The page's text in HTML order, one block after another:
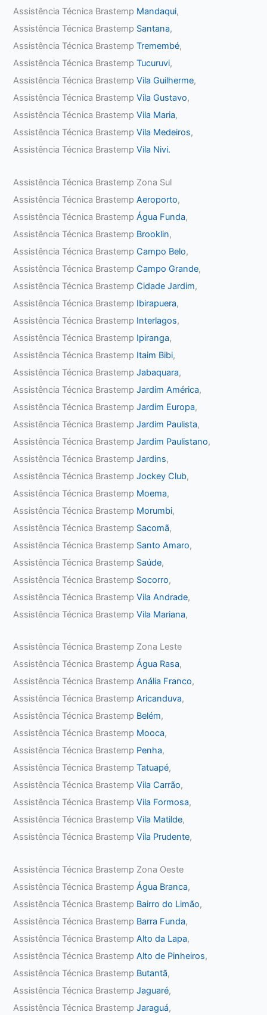
Assistência Técnica Brastemp Mandaqui,
Assistência Técnica Brastemp Santana,
Assistência Técnica BrastempTremembé,
Assistência Técnica BrastempTucuruvi,
Assistência Técnica BrastempVila Guilherme,
Assistência Técnica BrastempVila Gustavo,
Assistência Técnica BrastempVila Maria,
Assistência Técnica BrastempVila Medeiros,
Assistência Técnica BrastempVila Nivi.
Assistência Técnica Brastemp Zona Sul
Assistência Técnica BrastempAeroporto,
Assistência Técnica BrastempÁgua Funda,
Assistência Técnica Brastemp Brooklin,
Assistência Técnica BrastempCampo Belo,
Assistência Técnica BrastempCampo Grande,
Assistência Técnica BrastempCidade Jardim,
Assistência Técnica Brastemp Ibirapuera,
Assistência Técnica Brastemp Interlagos,
Assistência Técnica Brastemp Ipiranga,
Assistência Técnica Brastemp Itaim Bibi,
Assistência Técnica BrastempJabaquara,
Assistência Técnica BrastempJardim América,
Assistência Técnica BrastempJardim Europa,
Assistência Técnica BrastempJardim Paulista,
Assistência Técnica BrastempJardim Paulistano,
Assistência Técnica BrastempJardins,
Assistência Técnica BrastempJockey Club,
Assistência Técnica Brastemp Moema,
Assistência Técnica Brastemp Morumbi,
Assistência Técnica Brastemp Sacomã,
Assistência Técnica Brastemp Santo Amaro,
Assistência Técnica Brastemp Saúde,
Assistência Técnica Brastemp Socorro,
Assistência Técnica BrastempVila Andrade,
Assistência Técnica BrastempVila Mariana,
Assistência Técnica Brastemp Zona Leste
Assistência Técnica BrastempÁgua Rasa,
Assistência Técnica BrastempAnália Franco,
Assistência Técnica BrastempAricanduva,
Assistência Técnica Brastemp Belém,
Assistência Técnica Brastemp Mooca,
Assistência Técnica Brastemp Penha,
Assistência Técnica BrastempTatuapé,
Assistência Técnica BrastempVila Carrão,
Assistência Técnica BrastempVila Formosa,
Assistência Técnica BrastempVila Matilde,
Assistência Técnica BrastempVila Prudente,
Assistência Técnica Brastemp Zona Oeste
Assistência Técnica BrastempÁgua Branca,
Assistência Técnica Brastemp Bairro do Limão,
Assistência Técnica Brastemp Barra Funda,
Assistência Técnica BrastempAlto da Lapa,
Assistência Técnica BrastempAlto de Pinheiros,
Assistência Técnica Brastemp Butantã,
Assistência Técnica BrastempJaguaré,
Assistência Técnica BrastempJaraguá,